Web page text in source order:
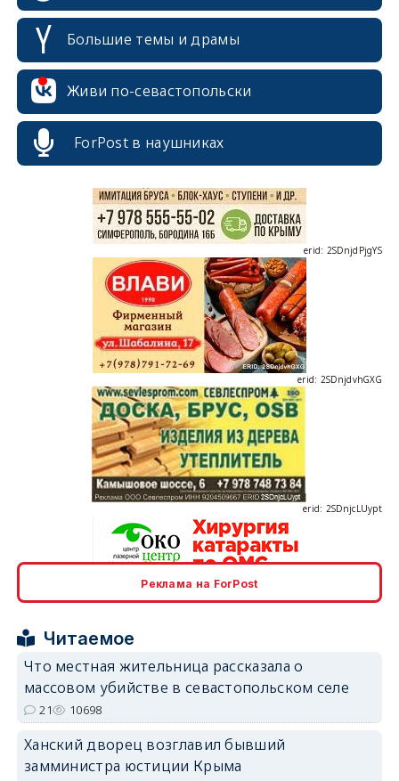
Большие темы и драмы
Живи по-севастопольски
ForPost в наушниках
erid: 2SDnjcrDNw6
erid: 2SDnjdPjgYS
erid: 2SDnjdvhGXG
Реклама на ForPost
Читаемое
Что местная жительница рассказала о
массовом убийстве в севастопольском селе
21 10698
Ханский дворец возглавил бывший
замминистра юстиции Крыма